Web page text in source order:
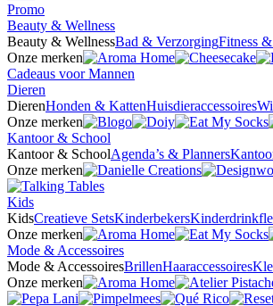
Promo
Beauty & Wellness
Beauty & WellnessBad & VerzorgingFitness
Onze merken
Cadeaus voor Mannen
Dieren
DierenHonden & KattenHuisdieraccessoires
Onze merken
Kantoor & School
Kantoor & SchoolAgenda’s & Planners
Onze merken
Kids
KidsCreatieve SetsKinderbekers
Onze merken
Mode & Accessoires
Mode & AccessoiresBrillenHaaraccessoires
Onze merken